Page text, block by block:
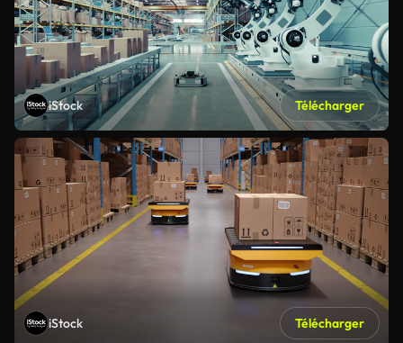
iStock Télécharger
iStock Télécharger